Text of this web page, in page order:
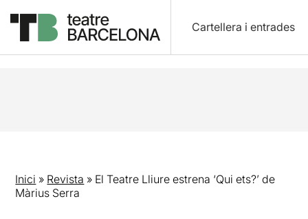
Cartellera i entrades
Inici » Revista » El Teatre Lliure estrena ‘Qui ets?’ de
Màrius Serra